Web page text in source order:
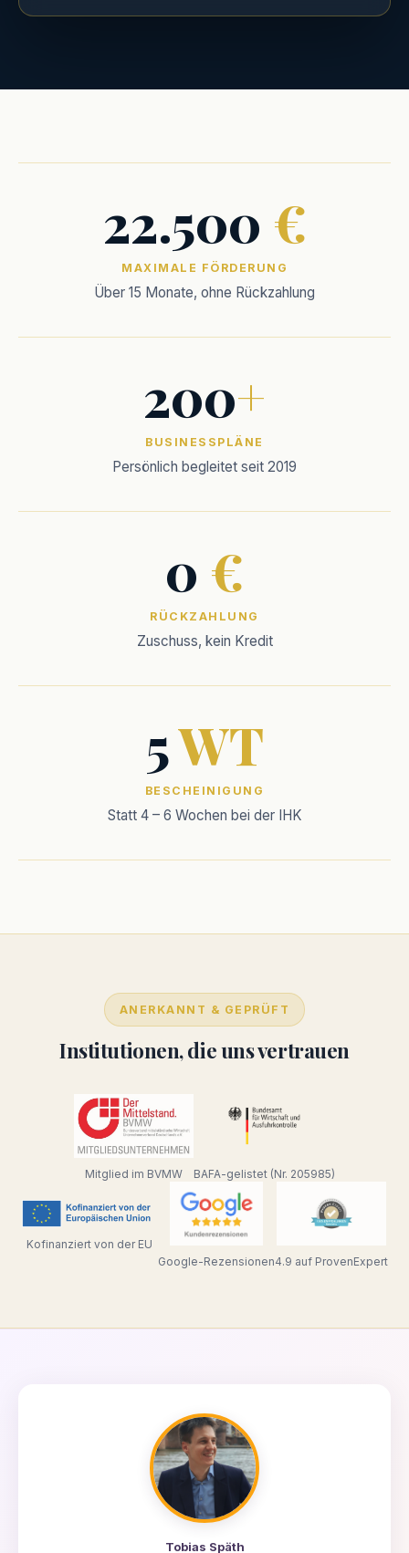
22.500 €
MAXIMALE FÖRDERUNG
Über 15 Monate, ohne Rückzahlung
200+
BUSINESSPLÄNE
Persönlich begleitet seit 2019
0 €
RÜCKZAHLUNG
Zuschuss, kein Kredit
5WT
BESCHEINIGUNG
Statt 4 – 6 Wochen bei der IHK
ANERKANNT & GEPRÜFT
Institutionen, die uns vertrauen
Mitglied im BVMW BAFA-gelistet (Nr. 205985)
Kofinanziert von der EU
Google-Rezensionen4.9 auf ProvenExpert
Tobias Späth